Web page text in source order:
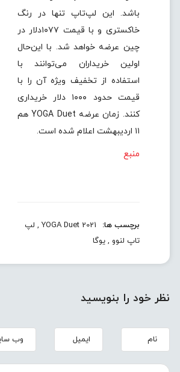
باشد. این لپ‌تاپ تنها در رنگ
خاکستری و با قیمت ۱۰۷۷دلار در
چین عرضه خواهد شد. با این‌حال
اولین خریداران می‌توانند با
استفاده از تخفیف ویژه آن را با
قیمت حدود ۱۰۰۰ دلار خریداری
کنند. زمان عرضه YOGA Duet هم
۱۱ اردیبهشت اعلام شده است.
منبع
برچسب ها: YOGA Duet 2021
, لپ
تاپ لنوو ,یوگا
نظر خود را بنویسید